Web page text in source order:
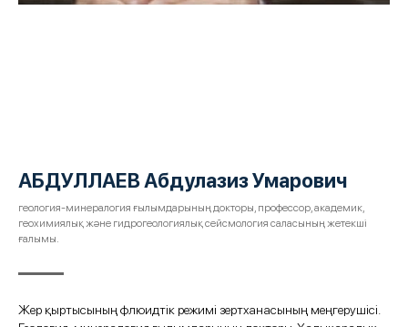
АБДУЛЛАЕВ Абдулазиз Умарович
геология-минералогия ғылымдарының докторы, профессор, академик,
геохимиялық және гидрогеологиялық сейсмология саласының жетекші
ғалымы.
Жер қыртысының флюидтік режимі зертханасының меңгерушісі.